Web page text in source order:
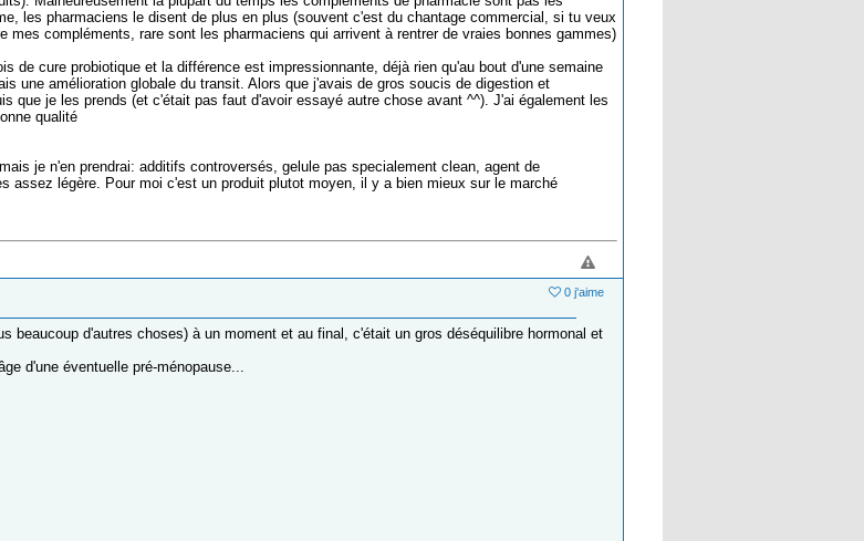
les pharmaciens le disent de plus en plus (souvent c'est du chantage commercial, si tu veux
mes compléments, rare sont les pharmaciens qui arrivent à rentrer de vraies bonnes gammes)
de cure probiotique et la différence est impressionnante, déjà rien qu'au bout d'une semaine
une amélioration globale du transit. Alors que j'avais de gros soucis de digestion et
que je les prends (et c'était pas faut d'avoir essayé autre chose avant ^^). J'ai également les
qualité
je n'en prendrai: additifs controversés, gelule pas specialement clean, agent de
assez légère. Pour moi c'est un produit plutot moyen, il y a bien mieux sur le marché
0 j'aime
beaucoup d'autres choses) à un moment et au final, c'était un gros déséquilibre hormonal et
d'une éventuelle pré-ménopause...